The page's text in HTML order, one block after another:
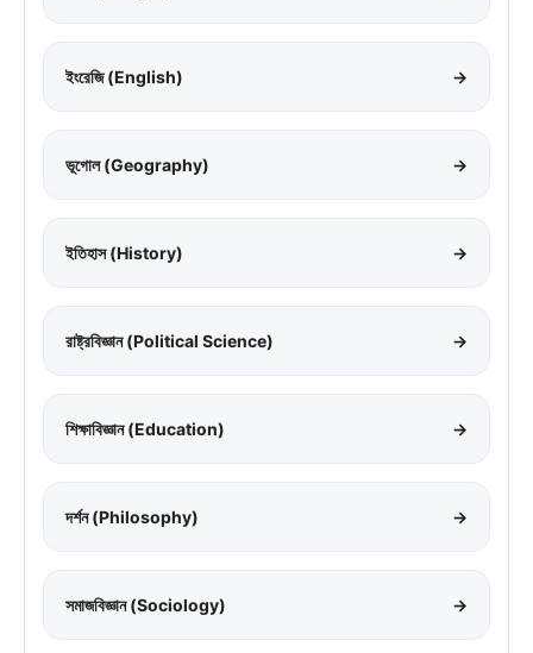
ইংরেজি (English) →
ভূগোল (Geography) →
ইতিহাস (History) →
রাষ্ট্রবিজ্ঞান (Political Science) →
শিক্ষাবিজ্ঞান (Education) →
দর্শন (Philosophy) →
সমাজবিজ্ঞান (Sociology) →